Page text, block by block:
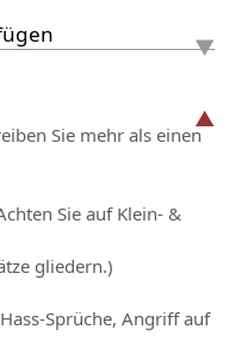
Sie mehr als einen
Sie auf Klein- &
gliedern.)
Sprüche, Angriff auf